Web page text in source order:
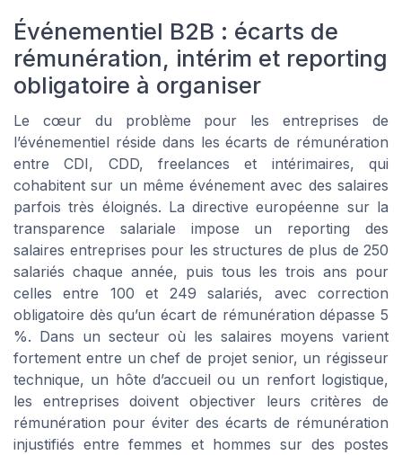
Événementiel B2B : écarts de
rémunération, intérim et reporting
obligatoire à organiser
Le cœur du problème pour les entreprises de
l’événementiel réside dans les écarts de rémunération
entre CDI, CDD, freelances et intérimaires, qui
cohabitent sur un même événement avec des salaires
parfois très éloignés. La directive européenne sur la
transparence salariale impose un reporting des
salaires entreprises pour les structures de plus de 250
salariés chaque année, puis tous les trois ans pour
celles entre 100 et 249 salariés, avec correction
obligatoire dès qu’un écart de rémunération dépasse 5
%. Dans un secteur où les salaires moyens varient
fortement entre un chef de projet senior, un régisseur
technique, un hôte d’accueil ou un renfort logistique,
les entreprises doivent objectiver leurs critères de
rémunération pour éviter des écarts de rémunération
injustifiés entre femmes et hommes sur des postes